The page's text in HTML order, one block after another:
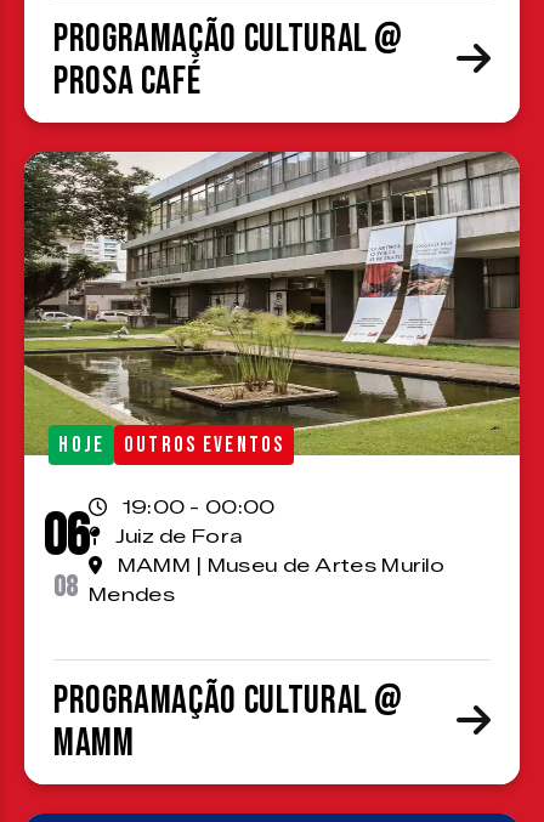
Programação cultural @
Prosa Café
HOJE OUTROS EVENTOS
06
08
19:00 - 00:00
Juiz de Fora
MAMM | Museu de Artes Murilo
Mendes
Programação cultural @
MAMM